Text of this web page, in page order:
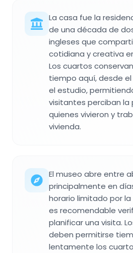
La casa fue la
de una década de
ingleses que
cotidiana y creativa
Los cuartos
tiempo aquí, desde
el estudio,
visitantes perciban la
quienes vivieron y
vivienda.
El museo abre entre
principalmente en
horario limitado por
es recomendable
planificar una visita.
deben permitirse
lentamente los